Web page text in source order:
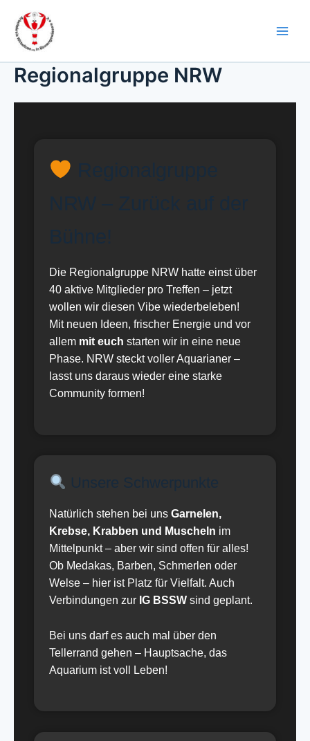
Inhalt
springen
Regionalgruppe NRW
Die Regionalgruppe NRW hatte einst über
40 aktive Mitglieder pro Treffen – jetzt
wollen wir diesen Vibe wiederbeleben!
Mit neuen Ideen, frischer Energie und vor
allem mit euch starten wir in eine neue
Phase. NRW steckt voller Aquarianer –
lasst uns daraus wieder eine starke
Community formen!
Unsere Schwerpunkte
Natürlich stehen bei unsGarnelen,
Krebse, Krabben und Muscheln im
Mittelpunkt – aber wir sind offen für alles!
Ob Medakas, Barben, Schmerlen oder
Welse – hier ist Platz für Vielfalt. Auch
Verbindungen zur IG BSSW sind geplant.
Bei uns darf es auch mal über den
Tellerrand gehen – Hauptsache, das
Aquarium ist voll Leben!